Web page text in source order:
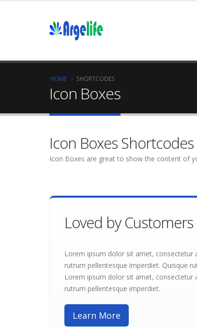
HOME SHORTCODES
Icon Boxes
Icon Boxes Shortcodes
Icon Boxes are great to show the content of
Loved by Customers
Lorem ipsum dolor sit amet, consectetur
rutrum pellentesque imperdiet. Quisque
Lorem ipsum dolor sit amet, consectetur
rutrum pellentesque imperdiet.
Learn More